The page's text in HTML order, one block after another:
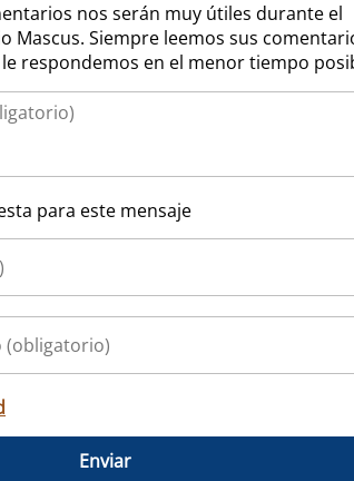
nos serán muy útiles durante el
Mascus. Siempre leemos sus
respondemos en el menor tiempo
para este mensaje
Enviar